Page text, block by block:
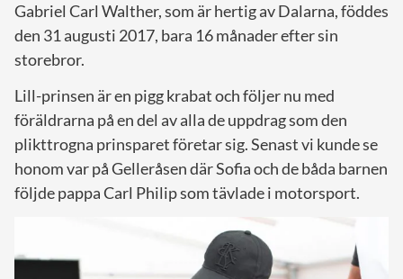
Gabriel Carl Walther, som är hertig av Dalarna, föddes
den 31 augusti 2017, bara 16 månader efter sin
storebror.
Lill-prinsen är en pigg krabat och följer nu med
föräldrarna på en del av alla de uppdrag som den
plikttrogna prinsparet företar sig. Senast vi kunde se
honom var på Gelleråsen där Sofia och de båda barnen
följde pappa Carl Philip som tävlade i motorsport.